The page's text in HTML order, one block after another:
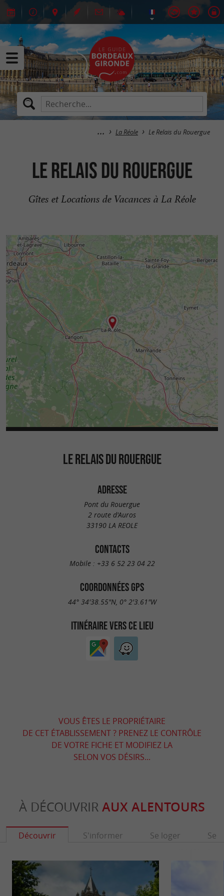
La Réole Le Relais du Rouergue
Le Relais du Rouergue
Gîtes et Locations de Vacances à La Réole
LE RELAIS DU ROUERGUE
ADRESSE
Pont du Rouergue
2 route d'Auros
33190 LA REOLE
CONTACTS
Mobile : +33 6 52 23 04 22
COORDONNÉES GPS
44° 34'38.55"N, 0° 2'3.61"W
ITINÉRAIRE VERS CE LIEU
VOUS ÊTES LE PROPRIÉTAIRE
DE CET ÉTABLISSEMENT ? PRENEZ LE CONTRÔLE
DE VOTRE FICHE ET MODIFIEZ LA
SELON VOS DÉSIRS...
À DÉCOUVRIR AUX ALENTOURS
Découvrir S'informer Se loger Se